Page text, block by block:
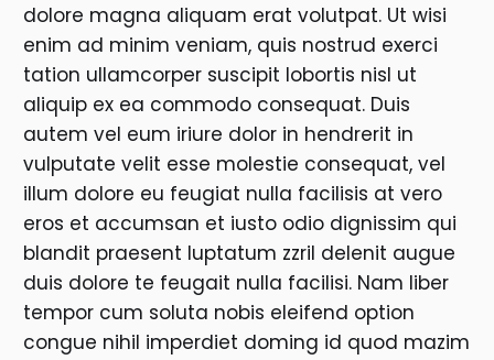
dolore magna aliquam erat volutpat. Ut wisi
enim ad minim veniam, quis nostrud exerci
tation ullamcorper suscipit lobortis nisl ut
aliquip ex ea commodo consequat. Duis
autem vel eum iriure dolor in hendrerit in
vulputate velit esse molestie consequat, vel
illum dolore eu feugiat nulla facilisis at vero
eros et accumsan et iusto odio dignissim qui
blandit praesent luptatum zzril delenit augue
duis dolore te feugait nulla facilisi. Nam liber
tempor cum soluta nobis eleifend option
congue nihil imperdiet doming id quod mazim